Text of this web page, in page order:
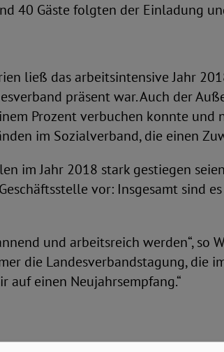
40 Gäste folgten der Einladung
ließ das arbeitsintensive Jahr
präsent war. Auch der
Prozent verbuchen konnte und
im Sozialverband, die einen
im Jahr 2018 stark gestiegen
vor: Insgesamt sind
und arbeitsreich werden“, so
die Landesverbandstagung, die
auf einen Neujahrsempfang.“